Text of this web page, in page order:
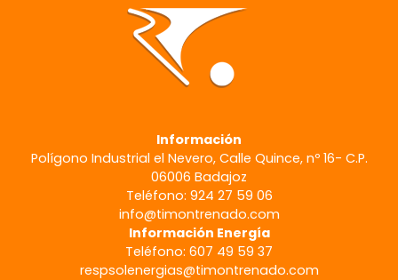
Información
Polígono Industrial el Nevero, Calle Quince, nº 16- C.P.
06006 Badajoz
Teléfono: 924 27 59 06
info@timontrenado.com
Información Energía
Teléfono: 607 49 59 37
respsolenergias@timontrenado.com